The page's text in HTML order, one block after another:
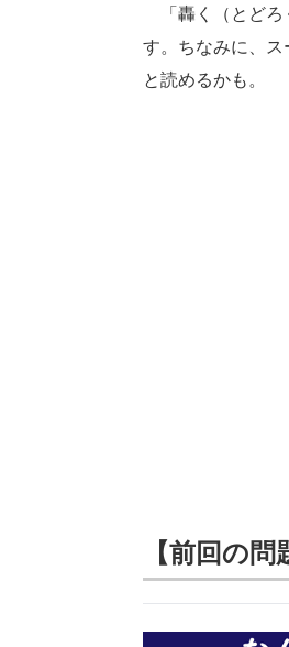
「轟く（とどろ
す。ちなみに、ス
と読めるかも。
【前回の